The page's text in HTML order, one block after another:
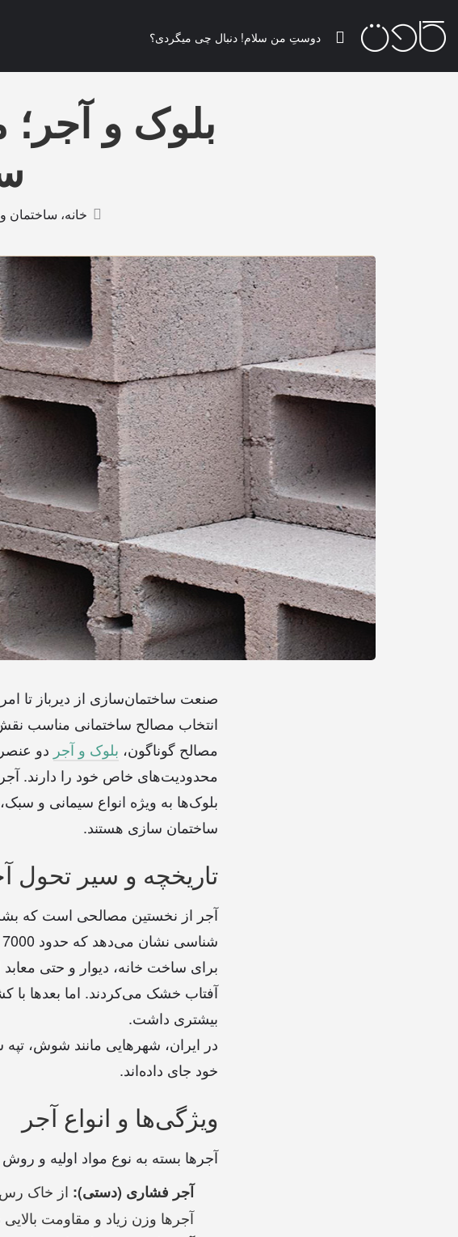
بلوک و
خانه، ساختمان
صنعت ساختمان‌سازی از دیرباز تا
انتخاب مصالح ساختمانی مناسب نقش
مصالح گوناگون، بلوک و آجر دو
محدودیت‌های خاص خود را دارند.
بلوک‌ها به ویژه انواع سیمانی و
ساختمان سازی هستند.
تاریخچه و سیر تحول
آجر از نخستین مصالحی است که
برای ساخت خانه، دیوار و حتی
آفتاب خشک می‌کردند. اما بعدها با
بیشتری داشت.
در ایران، شهرهایی مانند شوش،
خود جای داده‌اند.
ویژگی‌ها و انواع آجر
آجرها بسته به نوع مواد اولیه و
آجر فشاری (دستی): از خاک رس
آجرها وزن زیاد و مقاومت بالایی